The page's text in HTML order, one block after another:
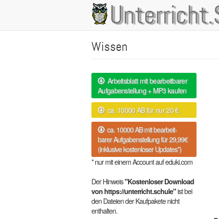
Main
navigation
Wissen
Arbeitsblatt mit bearbeitbarer
Aufgabenstellung + MP3 kaufen
ca. 10000 AB für nur 20 €
ca. 10000 AB mit bearbeit-
barer Aufgabenstellung für 29,99€
(inklusive kostenloser Updates*)
* nur mit einem Account auf eduki.com
Der Hinweis"Kostenloser Download
von https://unterricht.schule"ist bei
den Dateien der Kaufpakete nicht
enthalten.